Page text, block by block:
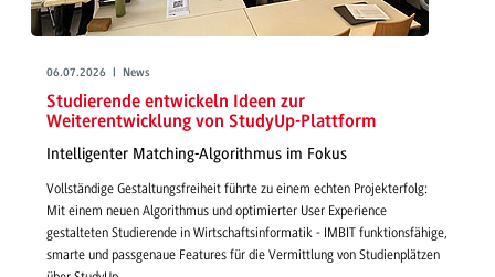
06.07.2026 | News
Studierende entwickeln Ideen zur
Weiterentwicklung von StudyUp-Plattform
Intelligenter Matching-Algorithmus im Fokus
Vollständige Gestaltungsfreiheit führte zu einem echten Projekterfolg:
Mit einem neuen Algorithmus und optimierter User Experience
gestalteten Studierende in Wirtschaftsinformatik - IMBIT funktionsfähige,
smarte und passgenaue Features für die Vermittlung von Studienplätzen